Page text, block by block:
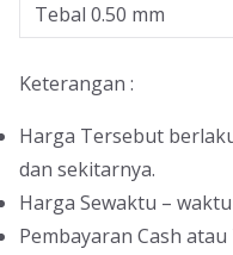
Tebal 0.50 mm
Keterangan :
Harga Tersebut
dan sekitarnya.
Harga Sewaktu –
Pembayaran Cash